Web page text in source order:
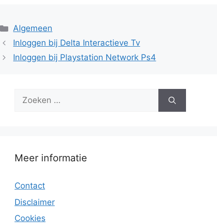
Categorieën
Algemeen
Inloggen bij Delta Interactieve Tv
Inloggen bij Playstation Network Ps4
Zoek
Meer informatie
Contact
Disclaimer
Cookies